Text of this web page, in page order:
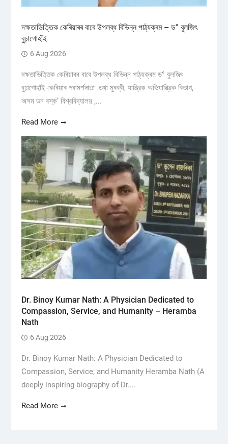
দক্ষতাভিত্তিক কেৰিয়াৰৰ বাবে উপলব্ধ বিভিন্ন পাঠ্যক্ৰম – ড° বুলজিৎ
বুঢ়াগোহাঁই
6 Aug 2026
দক্ষতাভিত্তিক কেৰিয়াৰৰ বাবে উপলব্ধ বিভিন্ন পাঠ্যক্ৰম ড° বুলজিৎ
বুঢ়াগোহাঁই কেৰিয়াৰ পৰামৰ্শদাতা তথা মুৰব্বী, যান্ত্রিক অভিযান্ত্রিক বিভাগ,
অসম ডন বস্ক’ বিশ্ববিদ্যালয় ,...
Read More
Dr. Binoy Kumar Nath: A Physician Dedicated to
Compassion, Service, and Humanity – Heramba
Nath
6 Aug 2026
Dr. Binoy Kumar Nath: A Physician Dedicated to
Compassion, Service, and Humanity Heramba Nath (A
deeply inspiring biography of Dr....
Read More